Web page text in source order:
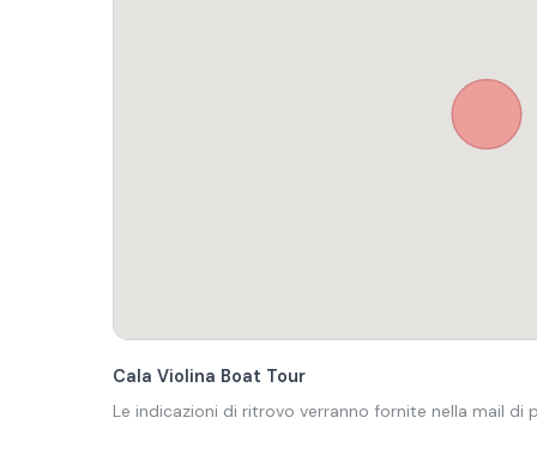
Cala Violina Boat Tour
Le indicazioni di ritrovo verranno fornite nella mail di